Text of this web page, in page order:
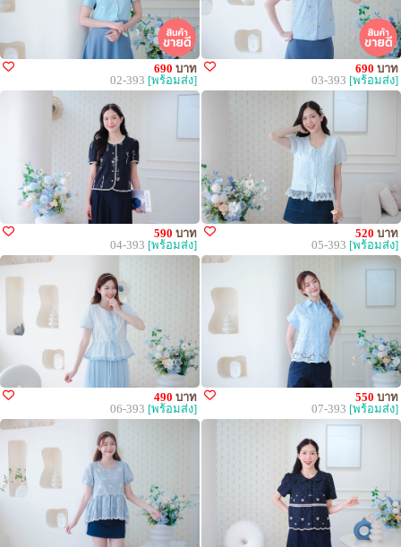
690 บาท
02-393 [พร้อมส่ง]
690 บาท
03-393 [พร้อมส่ง]
590 บาท
04-393 [พร้อมส่ง]
520 บาท
05-393 [พร้อมส่ง]
490 บาท
06-393 [พร้อมส่ง]
550 บาท
07-393 [พร้อมส่ง]